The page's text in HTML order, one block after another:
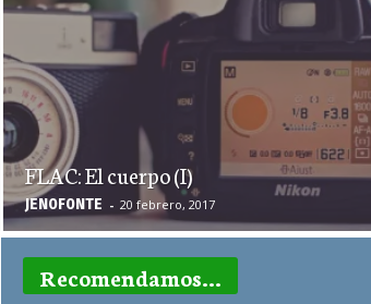
FLAC: El cuerpo (I)
JEN0F0NTE - 20 febrero, 2017
Recomendamos...